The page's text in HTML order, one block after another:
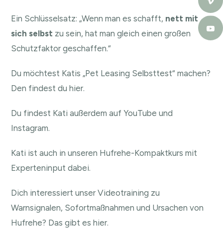
Ein Schlüsselsatz: „Wenn man es schafft, nett mit
sich selbst zu sein, hat man gleich einen großen
Schutzfaktor geschaffen.“
Du möchtest Katis „Pet Leasing Selbsttest“ machen?
Den findest du hier.
Du findest Kati außerdem aufYouTube und
Instagram.
Kati ist auch in unseren Hufrehe-Kompaktkursmit
Experteninput dabei.
Dich interessiert unser Videotraining zu
Warnsignalen, Sofortmaßnahmen und Ursachen von
Hufrehe? Das gibt es hier.